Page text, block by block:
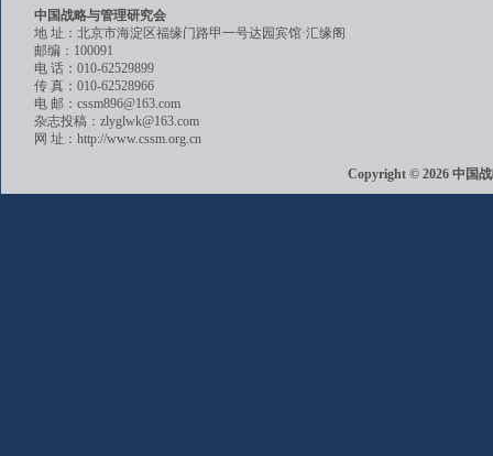
中国战略与管理研究会
地 址：北京市海淀区福缘门路甲一号达园宾馆·汇缘阁
邮编：100091
电 话：010-62529899
传 真：010-62528966
电 邮：cssm896@163.com
杂志投稿：zlyglwk@163.com
网 址：http://www.cssm.org.cn
Copyright © 2026 中国